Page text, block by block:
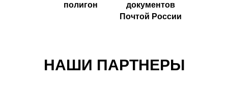
полигон
документов
Почтой России
НАШИ ПАРТНЕРЫ